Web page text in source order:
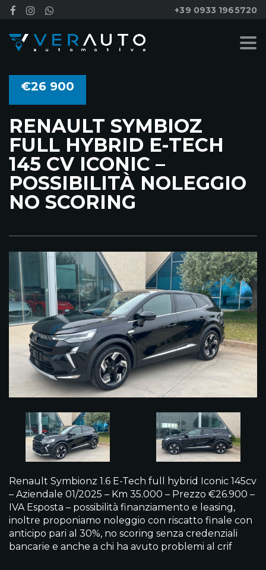
+39 0933 1965720
€26 900
RENAULT SYMBIOZ
FULL HYBRID E-TECH
145 CV ICONIC –
POSSIBILITÀ NOLEGGIO
NO SCORING
Renault Symbionz 1.6 E-Tech full hybrid Iconic 145cv
– Aziendale 01/2025 – Km 35.000 – Prezzo €26.900 –
IVA Esposta – possibilità finanziamento e leasing,
inoltre proponiamo noleggio con riscatto finale con
anticipo pari al 30%, no scoring senza credenziali
bancarie e anche a chi ha avuto problemi al crif